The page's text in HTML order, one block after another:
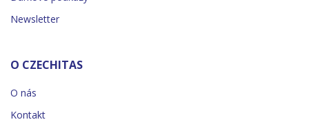
Newsletter
O CZECHITAS
O nás
Kontakt